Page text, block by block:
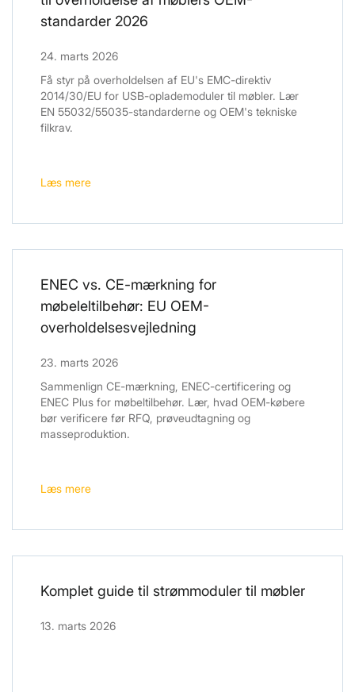
standarder 2026
24. marts 2026
Få styr på overholdelsen af ​​EU's EMC-direktiv
2014/30/EU for USB-oplademoduler til møbler. Lær
EN 55032/55035-standarderne og OEM's tekniske
filkrav.
Læs mere
ENEC vs. CE-mærkning for
møbeleltilbehør: EU OEM-
overholdelsesvejledning
23. marts 2026
Sammenlign CE-mærkning, ENEC-certificering og
ENEC Plus for møbeltilbehør. Lær, hvad OEM-købere
bør verificere før RFQ, prøveudtagning og
masseproduktion.
Læs mere
Komplet guide til strømmoduler til møbler
13. marts 2026